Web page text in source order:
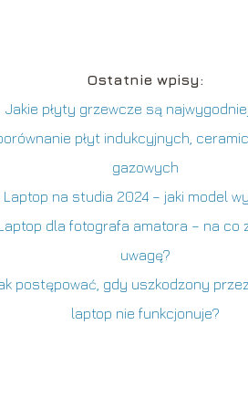
Ostatnie wpisy:
Jakie płyty grzewcze są
płyt indukcyjnych,
gazowych
Laptop na studia 2024 – jaki model
dla fotografa amatora – na co
uwagę?
postępować, gdy uszkodzony
laptop nie funkcjonuje?